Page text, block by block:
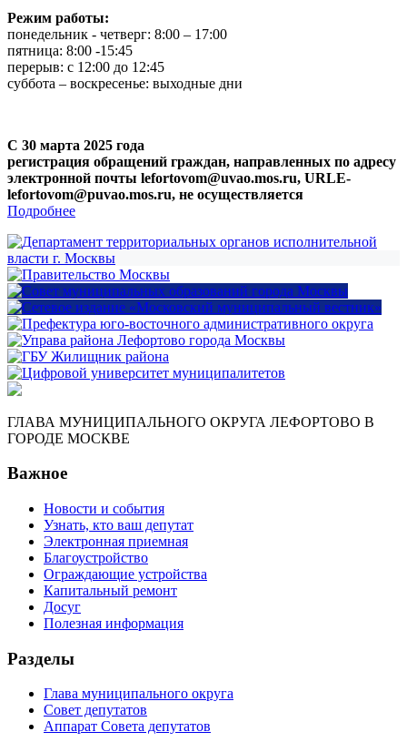
Режим работы:
понедельник - четверг: 8:00 – 17:00
пятница: 8:00 -15:45
перерыв: с 12:00 до 12:45
суббота – воскресенье: выходные дни
С 30 марта 2025 года
регистрация обращений граждан, направленных по адресу
электронной почты lefortovom@uvao.mos.ru, URLE-
lefortovom@puvao.mos.ru, не осуществляется
Подробнее
ГЛАВА МУНИЦИПАЛЬНОГО ОКРУГА ЛЕФОРТОВО В
ГОРОДЕ МОСКВЕ
Важное
Новости и события
Узнать, кто ваш депутат
Электронная приемная
Благоустройство
Ограждающие устройства
Капитальный ремонт
Досуг
Полезная информация
Разделы
Глава муниципального округа
Совет депутатов
Аппарат Совета депутатов